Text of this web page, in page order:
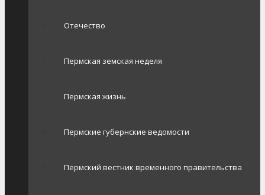
Отечество
Пермская земская неделя
Пермская жизнь
Пермские губернские ведомости
Пермский вестник временного правительства